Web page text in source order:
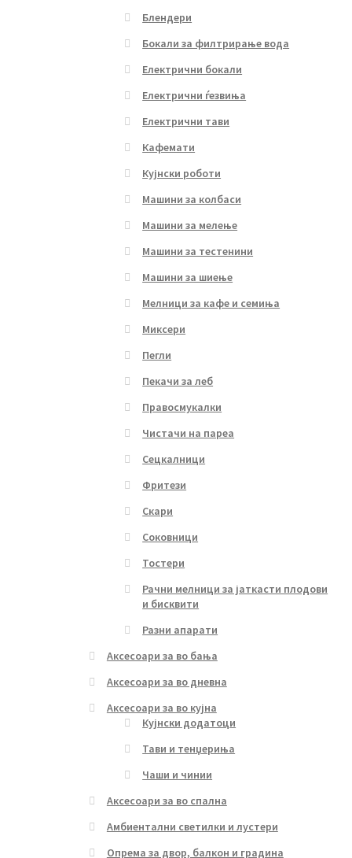
Блендери
Бокали за филтрирање вода
Електрични бокали
Електрични ѓезвиња
Електрични тави
Кафемати
Кујнски роботи
Машини за колбаси
Машини за мелење
Машини за тестенини
Машини за шиење
Мелници за кафе и семиња
Миксери
Пегли
Пекачи за леб
Правосмукалки
Чистачи на пареа
Сецкалници
Фритези
Скари
Соковници
Тостери
Рачни мелници за јаткасти плодови
и бисквити
Разни апарати
Аксесоари за во бања
Аксесоари за во дневна
Аксесоари за во кујна
Кујнски додатоци
Тави и тенџериња
Чаши и чинии
Аксесоари за во спална
Амбиентални светилки и лустери
Опрема за двор, балкон и градина